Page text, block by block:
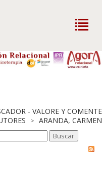
- VALORE Y COMENTE
> ARANDA, CARMEN